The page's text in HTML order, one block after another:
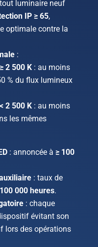
luminaire neuf
IP ≥ 65,
optimale contre la
:
≥ 2 500 K: au moins
% du flux lumineux
< 2 500 K: au moins
les mêmes
: annoncée à ≥ 100
: taux de
000 heures.
: chaque
évitant son
lors des opérations